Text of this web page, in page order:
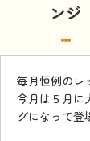
ンジ
毎月恒例のレ
今月は５月に
グになって登